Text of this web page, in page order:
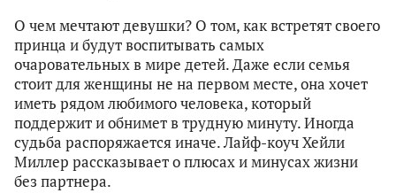
О чем мечтают девушки? О том, как встретят своего
принца и будут воспитывать самых
очаровательных в мире детей. Даже если семья
стоит для женщины не на первом месте, она хочет
иметь рядом любимого человека, который
поддержит и обнимет в трудную минуту. Иногда
судьба распоряжается иначе. Лайф-коуч Хейли
Миллер рассказывает о плюсах и минусах жизни
без партнера.